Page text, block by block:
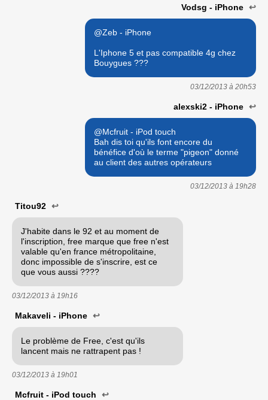
Vodsg - iPhone ↩
@Zeb - iPhone
L'Iphone 5 et pas compatible 4g chez
Bouygues ???
03/12/2013 à 20h53
alexski2 - iPhone ↩
@Mcfruit - iPod touch
Bah dis toi qu'ils font encore du
bénéfice d'où le terme "pigeon" donné
au client des autres opérateurs
03/12/2013 à 19h28
Titou92 ↩
J'habite dans le 92 et au moment de
l'inscription, free marque que free n'est
valable qu'en france métropolitaine,
donc impossible de s'inscrire, est ce
que vous aussi ????
03/12/2013 à 19h16
Makaveli - iPhone ↩
Le problème de Free, c'est qu'ils
lancent mais ne rattrapent pas !
03/12/2013 à 19h01
Mcfruit - iPod touch ↩